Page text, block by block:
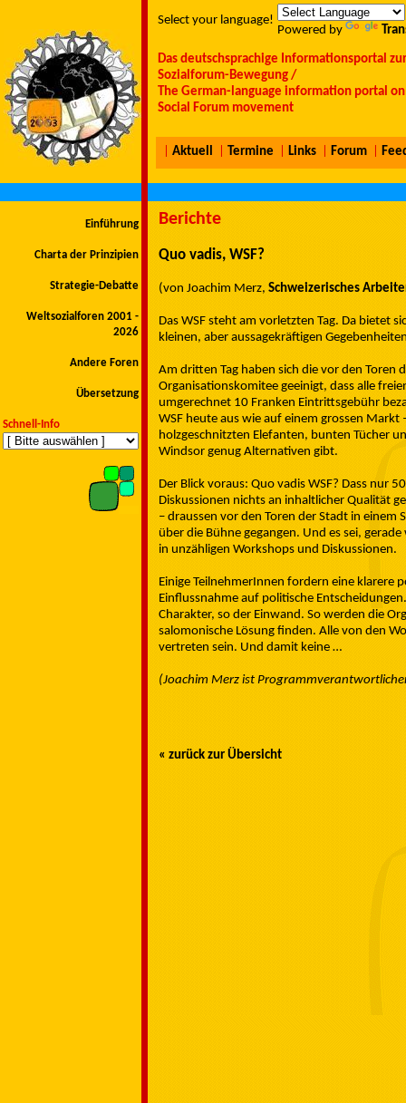
Select your language!
Powered by
Das deutschsprachige Informationsportal
Sozialforum-Bewegung /
The German-language information portal
Social Forum movement
Aktuell Termine Links Forum
Einführung
Charta der Prinzipien
Strategie-Debatte
Weltsozialforen 2001 -
2026
Andere Foren
Übersetzung
Schnell-Info
Berichte
Quo vadis, WSF?
(von Joachim Merz, Schweizerisches
Das WSF steht am vorletzten Tag. Da bietet
kleinen, aber aussagekräftigen
Am dritten Tag haben sich die vor den Toren
Organisationskomitee geeinigt, dass alle
umgerechnet 10 Franken Eintrittsgebühr
WSF heute aus wie auf einem grossen
holzgeschnitzten Elefanten, bunten Tücher
Windsor genug Alternativen gibt.
Der Blick voraus: Quo vadis WSF? Dass
Diskussionen nichts an inhaltlicher Qualität
– draussen vor den Toren der Stadt in
über die Bühne gegangen. Und es sei,
in unzähligen Workshops und Diskussionen.
Einige TeilnehmerInnen fordern eine klarere
Einflussnahme auf politische
Charakter, so der Einwand. So werden die
salomonische Lösung finden. Alle von den
vertreten sein. Und damit keine …
(Joachim Merz ist
« zurück zur Übersicht